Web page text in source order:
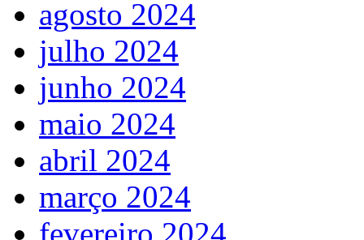
agosto 2024
julho 2024
junho 2024
maio 2024
abril 2024
março 2024
fevereiro 2024